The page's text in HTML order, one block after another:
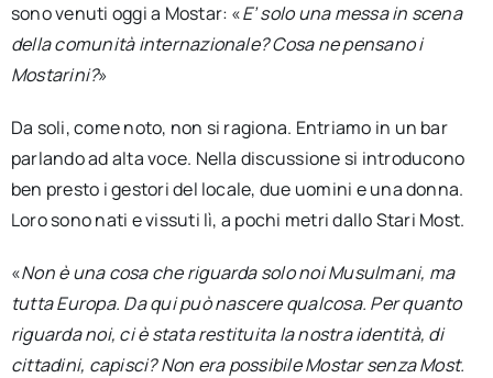
sono venuti oggi a Mostar: «E’ solo una messa in scena
della comunità internazionale? Cosa ne pensano i
Mostarini?»
Da soli, come noto, non si ragiona. Entriamo in un bar
parlando ad alta voce. Nella discussione si introducono
ben presto i gestori del locale, due uomini e una donna.
Loro sono nati e vissuti lì, a pochi metri dallo Stari Most.
«Non è una cosa che riguarda solo noi Musulmani, ma
tutta Europa. Da qui può nascere qualcosa. Per quanto
riguarda noi, ci è stata restituita la nostra identità, di
cittadini, capisci? Non era possibile Mostar senza Most.